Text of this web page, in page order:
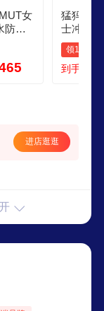
女
防风
帽
XL
猛犸象
士冲锋
透气户
长袖登
ue M
领10元券
到手价：
进店逛逛